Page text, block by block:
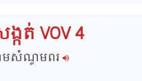
ត់ VOV 4
មសំណូមពរ